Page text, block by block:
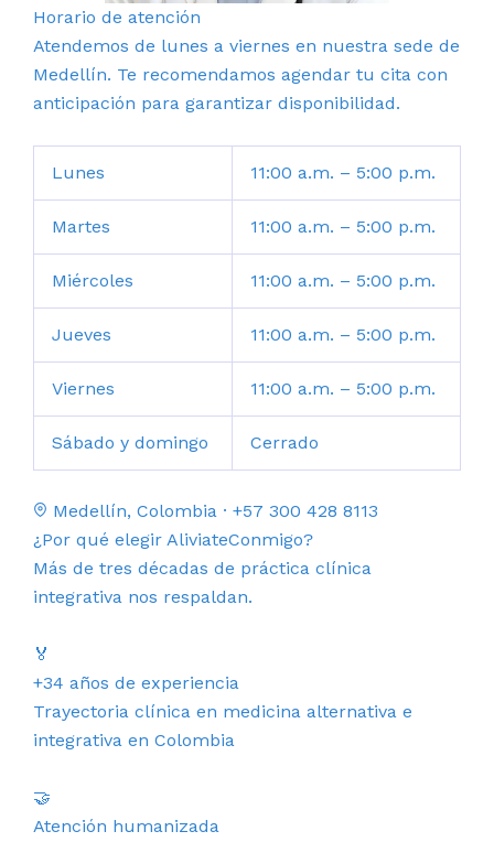
Horario de atención
Atendemos de lunes a viernes en nuestra sede de
Medellín. Te recomendamos agendar tu cita con
anticipación para garantizar disponibilidad.
Lunes 11:00 a.m. – 5:00 p.m.
Martes 11:00 a.m. – 5:00 p.m.
Miércoles 11:00 a.m. – 5:00 p.m.
Jueves 11:00 a.m. – 5:00 p.m.
Viernes 11:00 a.m. – 5:00 p.m.
Sábado y domingo Cerrado
Medellín, Colombia · +57 300 428 8113
¿Por qué elegir AliviateConmigo?
Más de tres décadas de práctica clínica
integrativa nos respaldan.
🏅
+34 años de experiencia
Trayectoria clínica en medicina alternativa e
integrativa en Colombia
🤝
Atención humanizada